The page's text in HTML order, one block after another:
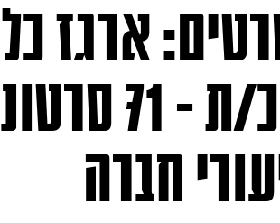
ארגז
אדיר למחנכ/ת -
חברה